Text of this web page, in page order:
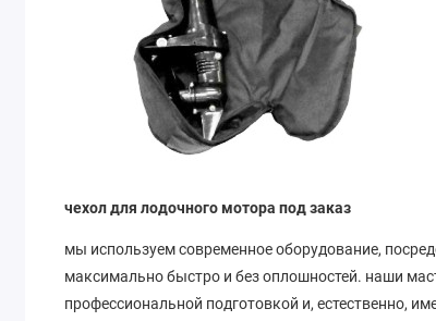
чехол для лодочного мотора под заказ
мы используем современное оборудование,
максимально быстро и без оплошностей. наши
профессиональной подготовкой и, естественно,